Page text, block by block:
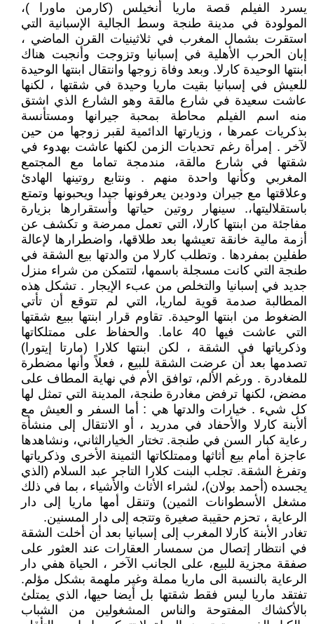
يسرد الفيلم قصة ماريا أنخيلس (كارمن ماورا )،
المولودة في مدينة طنجة وسط الجالية الإسبانية التي
استقرت بشمال المغرب في ثلاثينيات القرن الماضي ،
إبان الحرب الأهلية في إسبانيا وتزوجت وأنجبت هناك
ابنتها الوحيدة كارلا. وبعد وفاة زوجها وانتقال ابنتها الوحيدة
للعيش في إسبانيا بقيت ماريا وحيدة في شقتها ، لكنها
عاشت سعيدة في شارع مالقة وهو الشارع الذي اشتق
منه اسم الفيلم محاطة بمحبة جيرانها ومستأنسة
بذكريات عمرها ، وزيارتها الدائمية لقبر زوجها من حين
لآخر . إمرأة رغم تحديات الزمن لكنها عاشت بهدوء في
شقتها في شارع مالقة، مندمجة تماما مع المجتمع
المغربي وكأنها واحدة منهم . ونتابع روتينها الهادئ
وعلاقتها مع جيران ودودين يعرفونها جيدا ويحبونها وتمتع
باستقلاليتها،. سينهار روتين حياتها وأستقرارها بزيارة
مفاجئة من ابنتها كارلا، التي تعمل ممرضة و تكشف عن
أزمة مالية خانقة تعيشها بعد طلاقها، واضطرارها لإعالة
طفلين بمفردها . وتطلب كارلا من والدتها بيع الشقة في
طنجة التي كانت مسجلة باسمها، لتتمكن من شراء منزل
جديد في إسبانيا والتخلص من عبء الإيجار . تشكل هذه
المطالبة صدمة قوية لماريا، التي لم تتوقع أن تأتي
الضغوط من ابنتها الوحيدة. تقاوم قرار ابنتها ببيع شقتها
التي عاشت فيها 40 عاما. والحفاظ على ممتلكاتها
وذكرياتها في الشقة ، لكن ابنتها كلارا (مارتا إيتورا)
تصدمها بعد أن عرضت الشقة للبيع ، فعلاً وأنها مضطرة
للمغادرة . ورغم الألم، توافق الأم في نهاية المطاف على
مضض، لكنها ترفض مغادرة طنجة، المدينة التي تمثل لها
كل شيء . خيارات والدتها هي : أما السفر و العيش مع
ألأبنة كارلا والأحفاد في مدريد ، أو الانتقال إلى منشأة
رعاية كبار السن في طنجة. تختار الخيارالثاني، ونشاهدها
عاجزة أمام بيع أثاثها وممتلكاتها الثمينة الأخرى وذكرياتها
وتفرغ الشقة. تجلب البنت كلارا التاجر عبد السلام (الذي
يجسده (أحمد بولان)، لشراء الأثاث والأشياء ، بما في ذلك
مشغل الأسطوانات الثمين) وتنقل أمها ماريا إلى دار
الرعاية ، تحزم حقيبة صغيرة وتتجه إلى دار المسنين.‏
تغادر الأبنة كارلا المغرب إلى إسبانيا بعد أن أخلت الشقة
في انتظار إتصال من سمسار العقارات عند العثور على
صفقة مجزية للبيع، على الجانب الآخر ، الحياة هفي دار
الرعاية بالنسبة الى ماريا مملة وغير ملهمة بشكل مؤلم.
تفتقد ماريا ليس فقط شقتها بل أيضا حيها، الذي يمتلئ
بالأكشاك المفتوحة والناس المشغولين من الشباب